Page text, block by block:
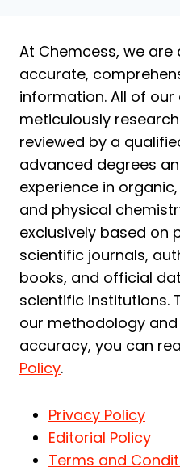
At Chemcess, we
accurate,
information. All of
meticulously
reviewed by a
advanced degrees
experience in
and physical
exclusively based on
scientific journals,
books, and official
scientific institutions.
our methodology
accuracy, you can
Policy.
Privacy Policy
Editorial Policy
Terms and